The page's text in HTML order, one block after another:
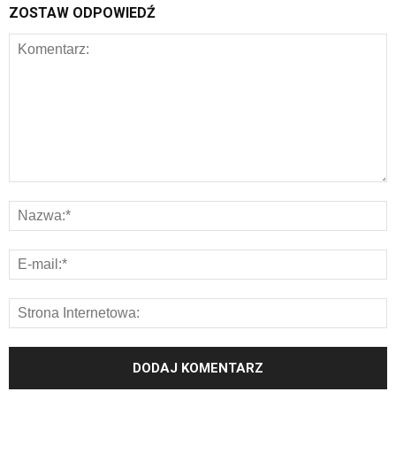
ZOSTAW ODPOWIEDŹ